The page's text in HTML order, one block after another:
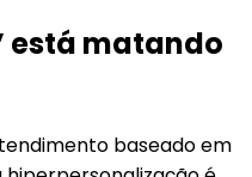
está matando
baseado em